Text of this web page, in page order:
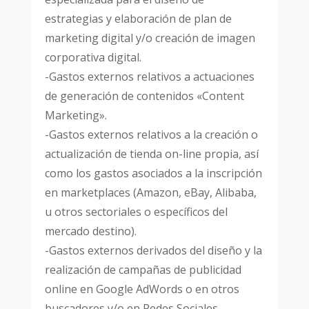
estrategias y elaboración de plan de
marketing digital y/o creación de imagen
corporativa digital.
-Gastos externos relativos a actuaciones
de generación de contenidos «Content
Marketing».
-Gastos externos relativos a la creación o
actualización de tienda on-line propia, así
como los gastos asociados a la inscripción
en marketplaces (Amazon, eBay, Alibaba,
u otros sectoriales o específicos del
mercado destino).
-Gastos externos derivados del diseño y la
realización de campañas de publicidad
online en Google AdWords o en otros